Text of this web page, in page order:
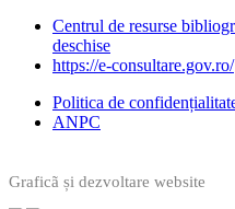
Centrul de resurse
deschise
https://e-consultare.gov.ro/
Politica de
ANPC
Graficã și dezvoltare website